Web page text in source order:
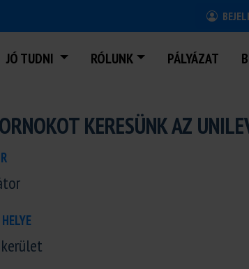
JÓ TUDNI RÓLUNK PÁLYÁZAT
KERESÜNK AZ